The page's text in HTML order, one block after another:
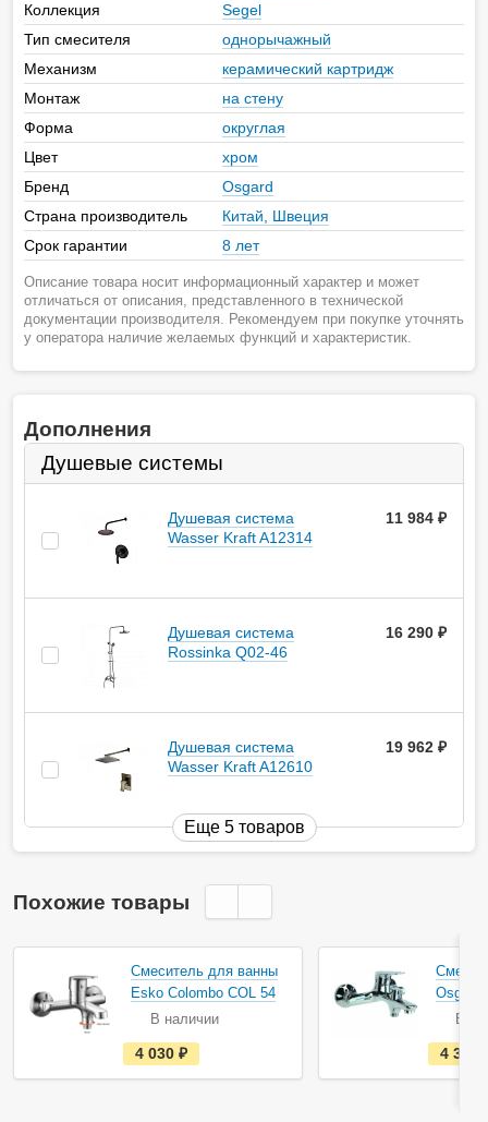
Коллекция
Segel
Тип смесителя
однорычажный
Механизм
керамический картридж
Монтаж
на стену
Форма
округлая
Цвет
хром
Бренд
Osgard
Страна производитель
Китай, Швеция
Срок гарантии
8 лет
Описание товара носит информационный характер и может
отличаться от описания, представленного в технической
документации производителя. Рекомендуем при покупке уточнять
у оператора наличие желаемых функций и характеристик.
Дополнения
Душевые системы
Душевая система
Wasser Kraft A12314
11 984
Душевая система
Rossinka Q02-46
16 290
Душевая система
Wasser Kraft A12610
19 962
Еще 5 товаров
Похожие товары
Смеситель для ванны
Esko Colombo COL 54
В наличии
е
с
т
4 030
Osgard
В
4 358